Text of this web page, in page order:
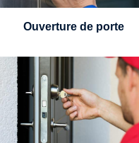
Ouverture de porte
Un serrurier sera en mesure
choisir et remplacer un
standard, à 5 leviers ou à 3
leviers, Mul-T-Lock ou